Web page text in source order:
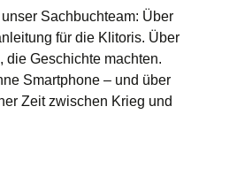
Sachbuchteam: Über
für die Klitoris. Über
die Geschichte machten.
Smartphone – und über
Zeit zwischen Krieg und